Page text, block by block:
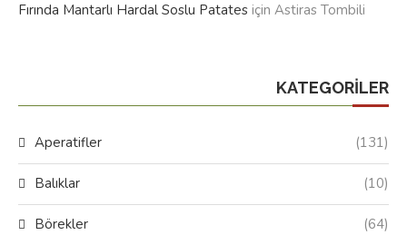
Fırında Mantarlı Hardal Soslu Patates için Astiras Tombili
KATEGORILER
Aperatifler (131)
Balıklar (10)
Börekler (64)